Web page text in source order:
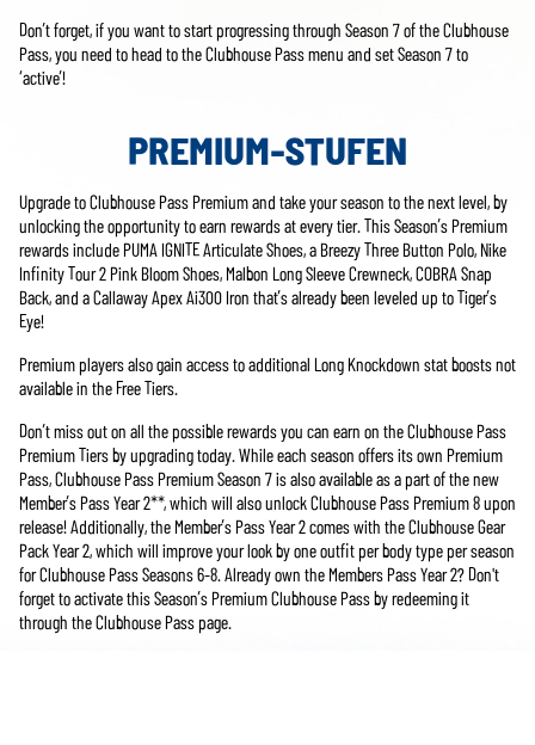
Don’t forget, if you want to start progressing through Season 7 of the Clubhouse
Pass, you need to head to the Clubhouse Pass menu and set Season 7 to
‘active’!
PREMIUM-STUFEN
Upgrade to Clubhouse Pass Premium and take your season to the next level, by
unlocking the opportunity to earn rewards at every tier. This Season’s Premium
rewards include PUMA IGNITE Articulate Shoes, a Breezy Three Button Polo, Nike
Infinity Tour 2 Pink Bloom Shoes, Malbon Long Sleeve Crewneck, COBRA Snap
Back, and a Callaway Apex Ai300 Iron that’s already been leveled up to Tiger’s
Eye!
Premium players also gain access to additional Long Knockdown stat boosts not
available in the Free Tiers.
Don’t miss out on all the possible rewards you can earn on the Clubhouse Pass
Premium Tiers by upgrading today. While each season offers its own Premium
Pass, Clubhouse Pass Premium Season 7 is also available as a part of the new
Member’s Pass Year 2**, which will also unlock Clubhouse Pass Premium 8 upon
release! Additionally, the Member’s Pass Year 2 comes with the Clubhouse Gear
Pack Year 2, which will improve your look by one outfit per body type per season
for Clubhouse Pass Seasons 6-8. Already own the Members Pass Year 2? Don't
forget to activate this Season’s Premium Clubhouse Pass by redeeming it
through the Clubhouse Pass page.